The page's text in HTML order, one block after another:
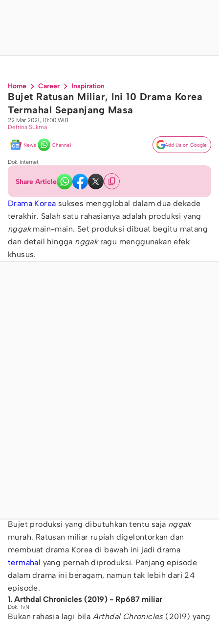
Home Career Inspiration
Bujet Ratusan Miliar, Ini 10 Drama Korea
Termahal Sepanjang Masa
22 Mar 2021, 10:00 WIB
Defrina Sukma
News Channel Add Us on Google
Dok. Internet
Share Article
Drama Korea sukses mengglobal dalam dua dekade
terakhir. Salah satu rahasianya adalah produksi yang
nggakmain-main. Set produksi dibuat begitu matang
dan detail hingga nggakragu menggunakan efek
khusus.
Bujet produksi yang dibutuhkan tentu saja nggak
murah. Ratusan miliar rupiah digelontorkan dan
membuat drama Korea di bawah ini jadi drama
termahal yang pernah diproduksi. Panjang episode
dalam drama ini beragam, namun tak lebih dari 24
episode.
1. Arthdal Chronicles (2019) - Rp687 miliar
Dok. TvN
Bukan rahasia lagi bila Arthdal Chronicles (2019) yang